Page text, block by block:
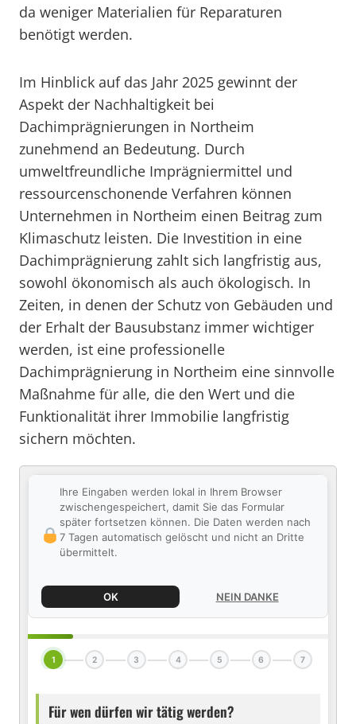
da weniger Materialien für Reparaturen
benötigt werden.
Im Hinblick auf das Jahr 2025 gewinnt der
Aspekt der Nachhaltigkeit bei
Dachimprägnierungen in Northeim
zunehmend an Bedeutung. Durch
umweltfreundliche Imprägniermittel und
ressourcenschonende Verfahren können
Unternehmen in Northeim einen Beitrag zum
Klimaschutz leisten. Die Investition in eine
Dachimprägnierung zahlt sich langfristig aus,
sowohl ökonomisch als auch ökologisch. In
Zeiten, in denen der Schutz von Gebäuden und
der Erhalt der Bausubstanz immer wichtiger
werden, ist eine professionelle
Dachimprägnierung in Northeim eine sinnvolle
Maßnahme für alle, die den Wert und die
Funktionalität ihrer Immobilie langfristig
sichern möchten.
Ihre Eingaben werden lokal in Ihrem Browser
zwischengespeichert, damit Sie das Formular
später fortsetzen können. Die Daten werden nach
7 Tagen automatisch gelöscht und nicht an Dritte
übermittelt.
OK NEIN DANKE
1 2 3 4 5 6 7
Für wen dürfen wir tätig werden?